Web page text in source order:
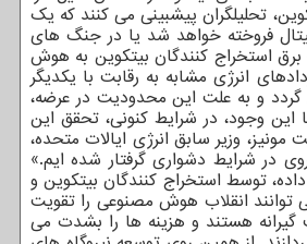
تحلیلگران پیشبینی می کنند که یک
فروخته خواهد شد یا در جنگ های
فناوری به دست خواهد آمد. تحلیلگران همینطور انتظار دارند که تا آخر سال ۲۰۲۷، ۲۰ درصد از ظرفیت برق استخراج کنندگان بیتکوین به هوش
انرژی مشابه به رقابت با یکدیگر
و به علت این محدودیت در عرضه،
وجود، در شرایط کنونی، تحقق این
وزیر سابق انرژی ایالات متحده،
توسط استخراج کنندگان بیتکوین و
توانند انقلاب هوش مصنوعی را تقویت
هستند و هزینه ها را بشدت می